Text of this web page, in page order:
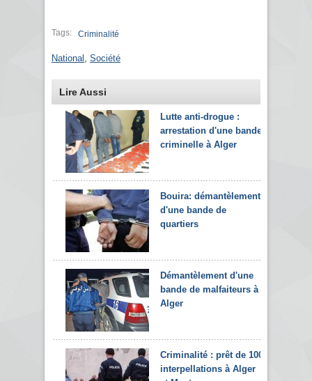
Tags: Criminalité
National Société
Lire Aussi
Lutte anti-drogue :
arrestation d'une bande
criminelle à Alger
Bouira: démantèlement
d'une bande de
quartiers
Démantèlement d'une
bande de malfaiteurs à
Alger
Criminalité : prêt de 100
interpellations à Alger